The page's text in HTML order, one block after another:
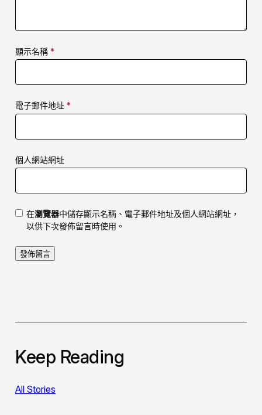
顯示名稱 *
電子郵件地址 *
個人網站網址
在瀏覽器中儲存顯示名稱、電子郵件地址及個人網站網址，
以供下次發佈留言時使用。
Keep Reading
All Stories